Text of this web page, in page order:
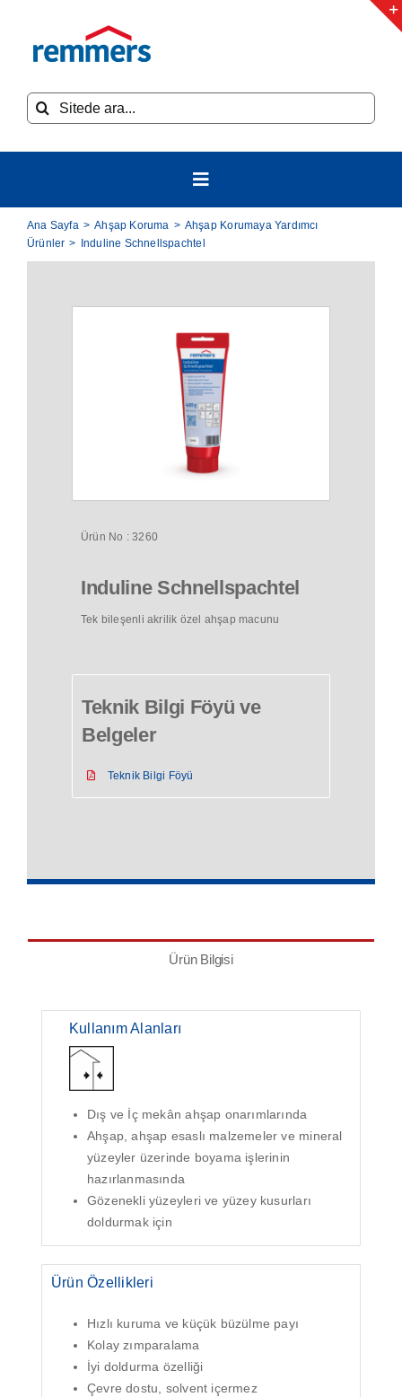
content
Ara:
Toggle
Navigation
Ahşap Koruma
Ahşap Yangın Geciktiriciler
Restorasyon ve Tarihi Eser Koruma
Ana Sayfa > Ahşap Koruma > Ahşap Korumaya Yardımcı
Ürünler > Induline Schnellspachtel
Ürün No : 3260
Induline Schnellspachtel
Tek bileşenli akrilik özel ahşap macunu
Teknik Bilgi Föyü ve
Belgeler
Teknik Bilgi Föyü
Ürün Bilgisi
Kullanım Alanları
Dış ve İç mekân ahşap onarımlarında
Ahşap, ahşap esaslı malzemeler ve mineral
yüzeyler üzerinde boyama işlerinin
hazırlanmasında
Gözenekli yüzeyleri ve yüzey kusurları
doldurmak için
Ürün Özellikleri
Hızlı kuruma ve küçük büzülme payı
Kolay zımparalama
İyi doldurma özelliği
Çevre dostu, solvent içermez